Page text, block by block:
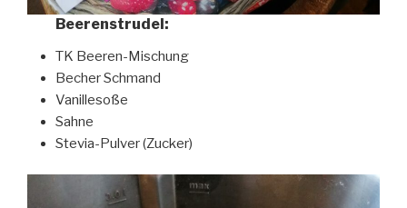
Beerenstrudel:
TK Beeren-Mischung
Becher Schmand
Vanillesoße
Sahne
Stevia-Pulver (Zucker)